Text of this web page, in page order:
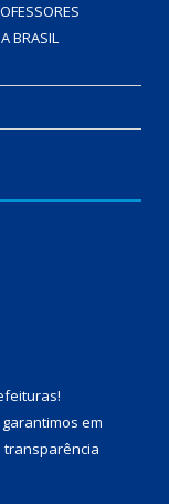
BRASIL
!
em
transparência